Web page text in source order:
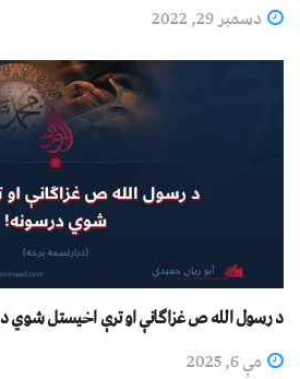
دسمبر 29, 2022
د رسول الله ص غزاګانې او ترې اخیستل شوي
مې 6, 2025